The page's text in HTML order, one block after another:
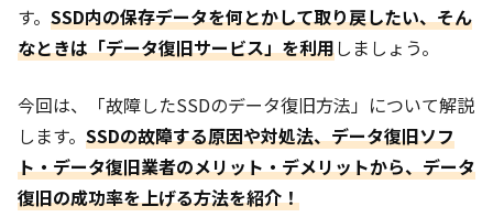
す。 SSD内の保存データを何とかして取り戻したい、そん
なときは「データ復旧サービス」を利用しましょう。
今回は、「故障したSSDのデータ復旧方法」について解説
します。 SSDの故障する原因や対処法、データ復旧ソフ
ト・データ復旧業者のメリット・デメリットから、データ
復旧の成功率を上げる方法を紹介！